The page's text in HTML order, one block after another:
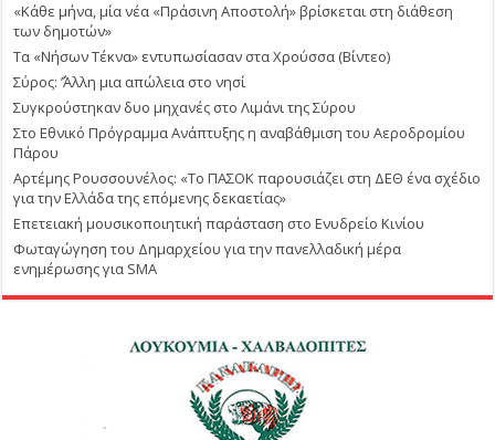
«Κάθε μήνα, μία νέα «Πράσινη Αποστολή» βρίσκεται στη διάθεση
των δημοτών»
Τα «Νήσων Τέκνα» εντυπωσίασαν στα Χρούσσα (Βίντεο)
Σύρος: ΄’Άλλη μια απώλεια στο νησί
Συγκρούστηκαν δυο μηχανές στο Λιμάνι της Σύρου
Στο Εθνικό Πρόγραμμα Ανάπτυξης η αναβάθμιση του Αεροδρομίου
Πάρου
Αρτέμης Ρουσσουνέλος: «Το ΠΑΣΟΚ παρουσιάζει στη ΔΕΘ ένα σχέδιο
για την Ελλάδα της επόμενης δεκαετίας»
Επετειακή μουσικοποιητική παράσταση στο Ενυδρείο Κινίου
Φωταγώγηση του Δημαρχείου για την πανελλαδική μέρα
ενημέρωσης για SMA